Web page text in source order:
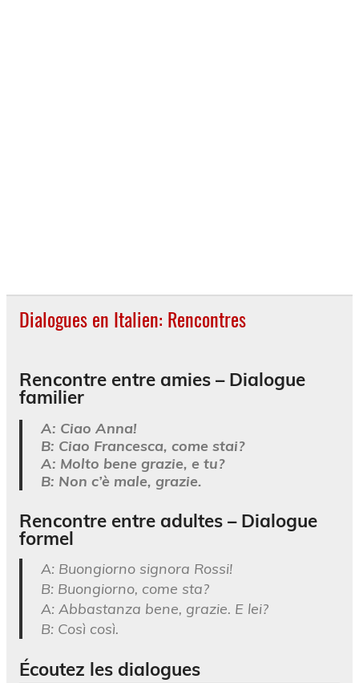
Dialogues en Italien: Rencontres
Rencontre entre amies – Dialogue
familier
A: Ciao Anna!
B: Ciao Francesca, come stai?
A: Molto bene grazie, e tu?
B: Non c’è male, grazie.
Rencontre entre adultes – Dialogue
formel
A: Buongiorno signora Rossi!
B: Buongiorno, come sta?
A: Abbastanza bene, grazie. E lei?
B: Così così.
Écoutez les dialogues